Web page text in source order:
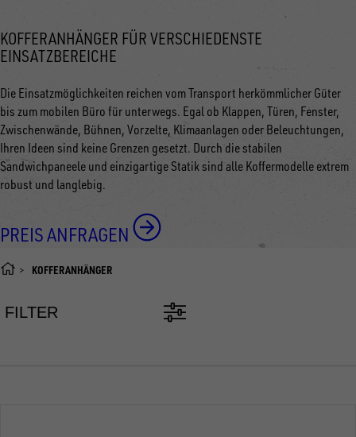
KOFFERANHÄNGER FÜR VERSCHIEDENSTE
EINSATZBEREICHE
Die Einsatzmöglichkeiten reichen vom Transport herkömmlicher Güter
bis zum mobilen Büro für unterwegs. Egal ob Klappen, Türen, Fenster,
Zwischenwände, Bühnen, Vorzelte, Klimaanlagen oder Beleuchtungen,
Ihren Ideen sind keine Grenzen gesetzt. Durch die stabilen
Sandwichpaneele und einzigartige Statik sind alle Koffermodelle extrem
robust und langlebig.
PREIS ANFRAGEN
KOFFERANHÄNGER
FILTER